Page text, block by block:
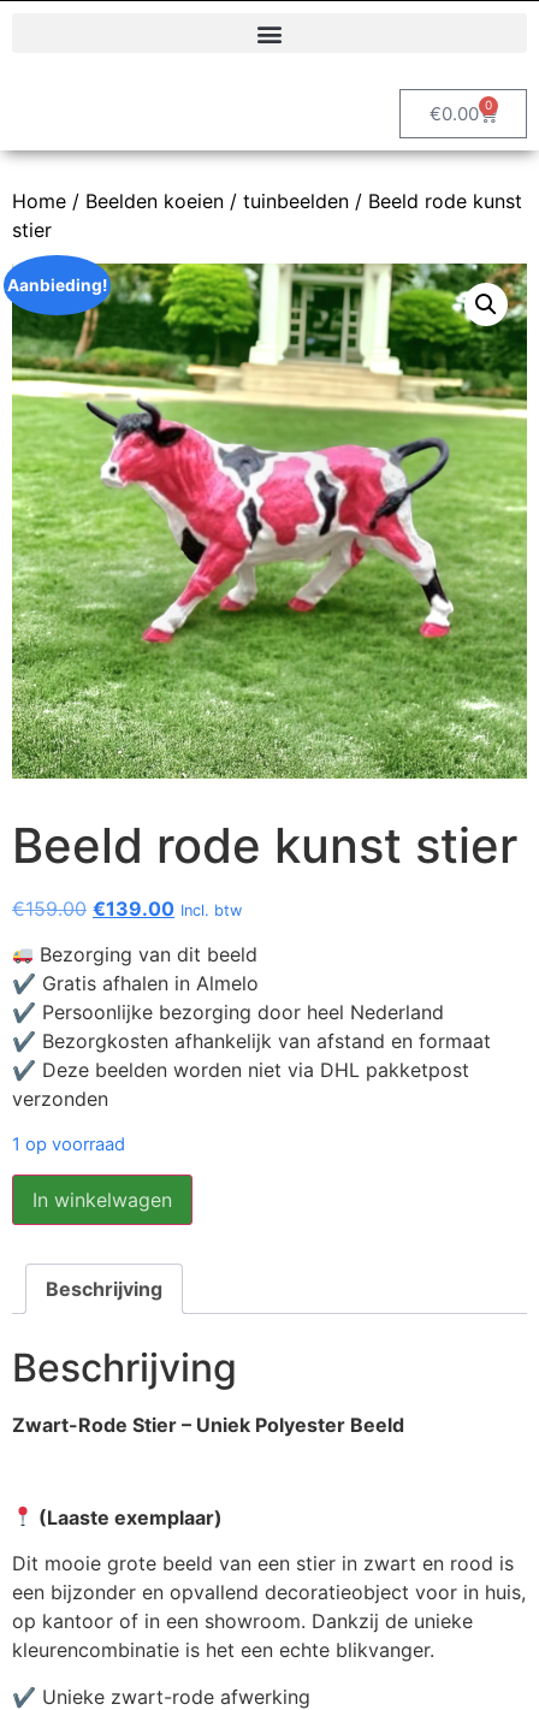
€0.00 0
Home / Beelden koeien / tuinbeelden / Beeld rode kunst
stier
Aanbieding!
Beeld rode kunst stier
€159.00 €139.00 Incl. btw
Bezorging van dit beeld
✔ Gratis afhalen in Almelo
✔ Persoonlijke bezorging door heel Nederland
✔ Bezorgkosten afhankelijk van afstand en formaat
✔ Deze beelden worden niet via DHL pakketpost
verzonden
1 op voorraad
In winkelwagen
Beschrijving
Beschrijving
Zwart-Rode Stier – Uniek Polyester Beeld
(Laaste exemplaar)
Dit mooie grote beeld van een stier in zwart en rood is
een bijzonder en opvallend decoratieobject voor in huis,
op kantoor of in een showroom. Dankzij de unieke
kleurencombinatie is het een echte blikvanger.
✔ Unieke zwart-rode afwerking